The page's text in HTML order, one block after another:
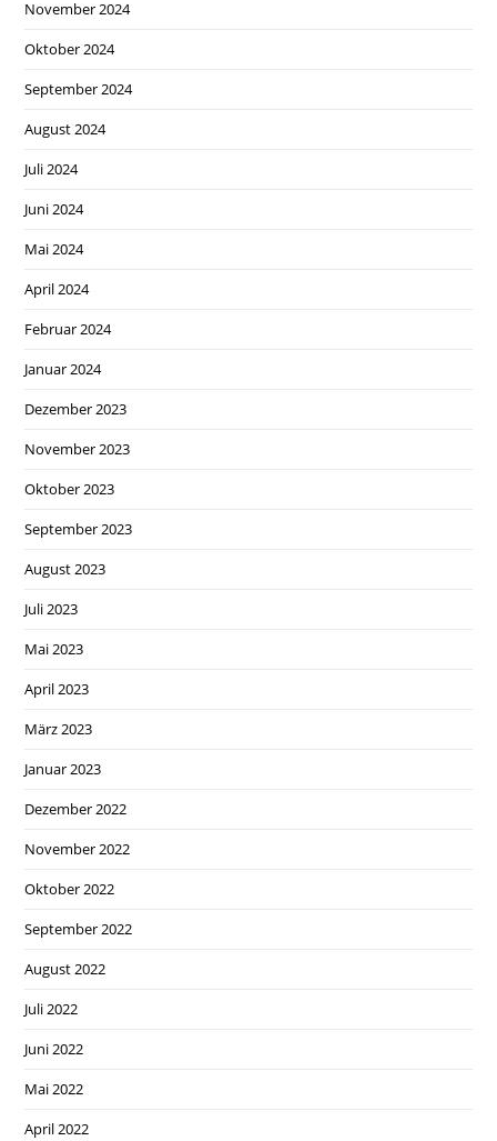
November 2024
Oktober 2024
September 2024
August 2024
Juli 2024
Juni 2024
Mai 2024
April 2024
Februar 2024
Januar 2024
Dezember 2023
November 2023
Oktober 2023
September 2023
August 2023
Juli 2023
Mai 2023
April 2023
März 2023
Januar 2023
Dezember 2022
November 2022
Oktober 2022
September 2022
August 2022
Juli 2022
Juni 2022
Mai 2022
April 2022